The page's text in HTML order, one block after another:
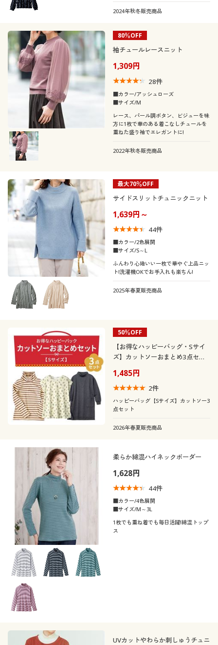
2024年秋冬販売商品
80％OFF
袖チュールレースニット
1,309円
28件
■カラー/アッシュローズ
■サイズ/M
レース、パール調ボタン、ビジューを味
方に1枚で華のある着こなしチュールを
重ねた盛り袖でエレガントに!
2022年秋冬販売商品
最大70％OFF
サイドスリットチュニックニット
1,639円～
44件
■カラー/2色展開
■サイズ/S～L
ふんわり心地いい一枚で華やぐ上品ニッ
ト!洗濯機OKでお手入れも楽ちん!
2025年春夏販売商品
50％OFF
【お得なハッピーバッグ・Sサイ
ズ】カットソーおまとめ3点セッ
1,485円
2件
ハッピーバッグ【Sサイズ】カットソー3
点セット
2026年春夏販売商品
柔らか綿混ハイネックボーダー
1,628円
44件
■カラー/4色展開
■サイズ/M～3L
1枚でも重ね着でも毎日活躍!綿混トップ
ス
UVカットやわらか刺しゅうチュニ